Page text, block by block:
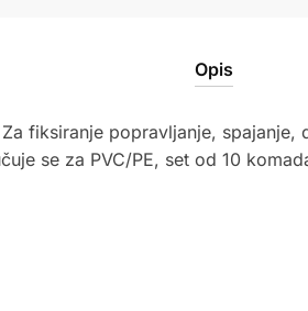
Opis
fiksiranje popravljanje,
se za PVC/PE, set od 10